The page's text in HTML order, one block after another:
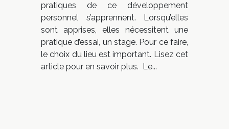
pratiques de ce développement
personnel s’apprennent. Lorsqu’elles
sont apprises, elles nécessitent une
pratique d’essai, un stage. Pour ce faire,
le choix du lieu est important. Lisez cet
article pour en savoir plus. Le...